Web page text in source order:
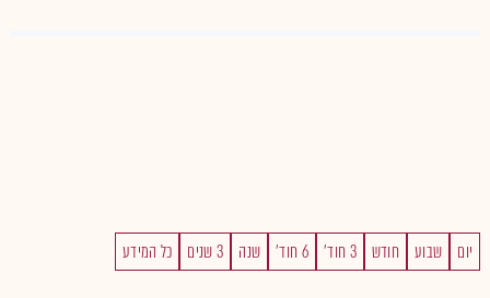
יום שבוע חודש 3 חוד' 6 חוד' שנה 3 שנים כל המידע